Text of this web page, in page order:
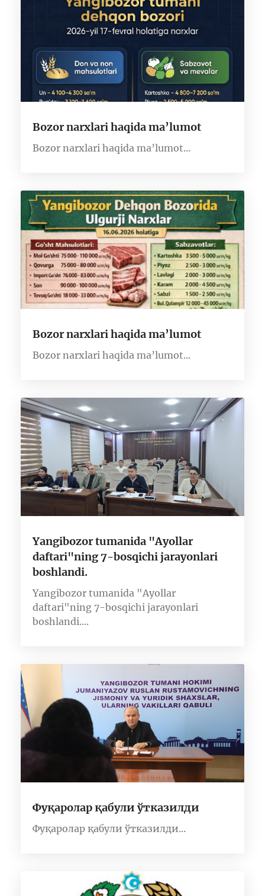
Bozor narxlari haqida ma’lumot
Bozor narxlari haqida ma’lumot...
Bozor narxlari haqida ma’lumot
Bozor narxlari haqida ma’lumot...
Yangibozor tumanida "Ayollar
daftari"ning 7-bosqichi jarayonlari
boshlandi.
Yangibozor tumanida "Ayollar
daftari"ning 7-bosqichi jarayonlari
boshlandi....
Фуқаролар қабули ўтказилди
Фуқаролар қабули ўтказилди...